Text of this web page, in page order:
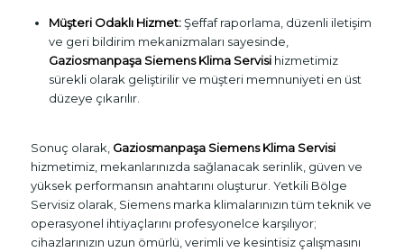
Müşteri Odaklı Hizmet:Şeffaf raporlama, düzenli iletişim
ve geri bildirim mekanizmaları sayesinde,
Gaziosmanpaşa Siemens Klima Servisihizmetimiz
sürekli olarak geliştirilir ve müşteri memnuniyeti en üst
düzeye çıkarılır.
Sonuç olarak, Gaziosmanpaşa Siemens Klima Servisi
hizmetimiz, mekanlarınızda sağlanacak serinlik, güven ve
yüksek performansın anahtarını oluşturur. Yetkili Bölge
Servisiz olarak, Siemens marka klimalarınızın tüm teknik ve
operasyonel ihtiyaçlarını profesyonelce karşılıyor;
cihazlarınızın uzun ömürlü, verimli ve kesintisiz çalışmasını